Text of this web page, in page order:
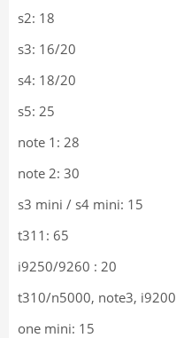
s2: 18
s3: 16/20
s4: 18/20
s5: 25
note 1: 28
note 2: 30
s3 mini / s4 mini: 15
t311: 65
i9250/9260 : 20
t310/n5000, note3, i9200
one mini: 15